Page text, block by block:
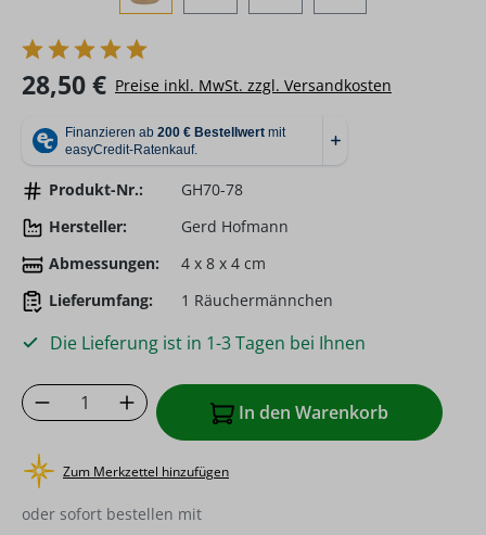
Regulärer Preis:
28,50 € Preise inkl. MwSt. zzgl. Versandkosten
Produkt-Nr.:
GH70-78
Hersteller:
Gerd Hofmann
Abmessungen:
4 x 8 x 4 cm
Lieferumfang:
1 Räuchermännchen
Die Lieferung ist in 1-3 Tagen bei Ihnen
Produkt Anzahl: Gib den gewünschten
In den Warenkorb
Zum Merkzettel hinzufügen
oder sofort bestellen mit